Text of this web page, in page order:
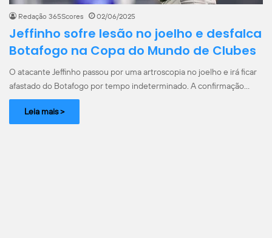
Redação 365Scores 02/06/2025
Jeffinho sofre lesão no joelho e desfalca
Botafogo na Copa do Mundo de Clubes
O atacante Jeffinho passou por uma artroscopia no joelho e irá ficar
afastado do Botafogo por tempo indeterminado. A confirmação…
Leia mais >